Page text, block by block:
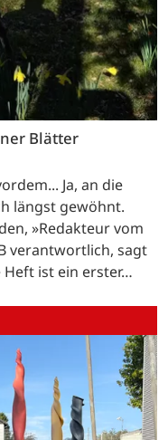
Blätter
Ja, an die
längst gewöhnt.
»Redakteur vom
verantwortlich, sagt
Heft ist ein erster…